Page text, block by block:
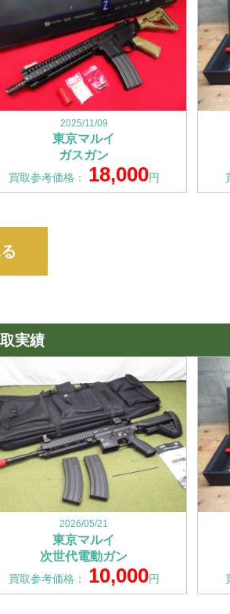
2025/11/09
東京マルイ
ガスガン
買取参考価格： 18,000円
実績
2026/05/21
東京マルイ
次世代電動ガン
買取参考価格： 10,000円